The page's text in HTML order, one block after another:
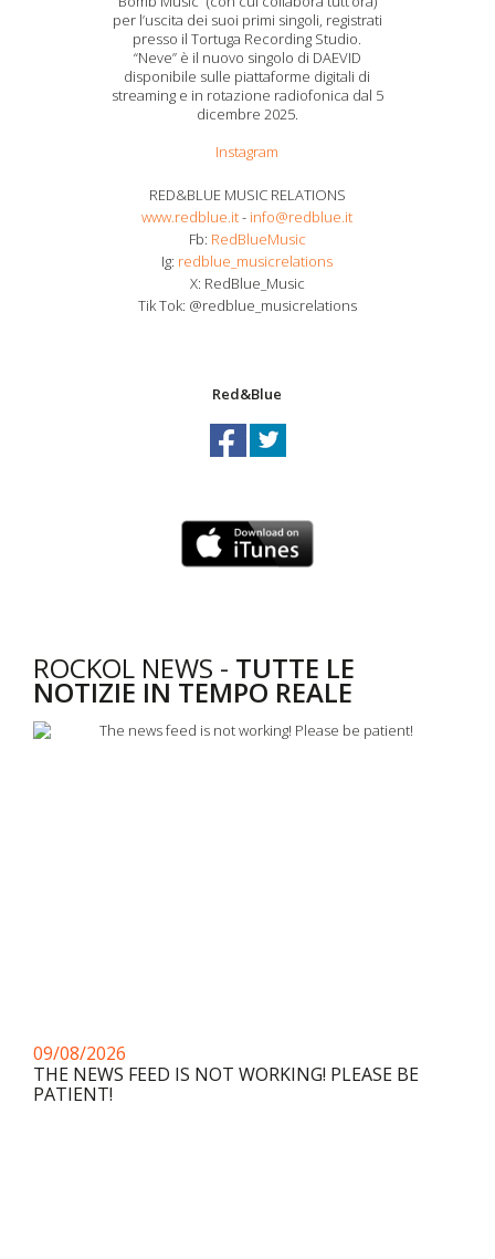
per l’uscita dei suoi primi singoli, registrati
presso il Tortuga Recording Studio.
“Neve” è il nuovo singolo di DAEVID
disponibile sulle piattaforme digitali di
streaming e in rotazione radiofonica dal 5
dicembre 2025.
Instagram
RED&BLUE MUSIC RELATIONS
www.redblue.it- info@redblue.it
Fb: RedBlueMusic
Ig: redblue_musicrelations
X: RedBlue_Music
Tik Tok: @redblue_musicrelations
Red&Blue
ROCKOL NEWS - TUTTE LE
NOTIZIE IN TEMPO REALE
09/08/2026
THE NEWS FEED IS NOT WORKING! PLEASE BE
PATIENT!